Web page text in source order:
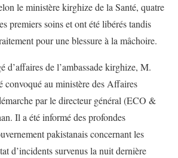
le ministère kirghize de la Santé, quatre
premiers soins et ont été libérés tandis
pour une blessure à la mâchoire.
d’affaires de l’ambassade kirghize, M.
convoqué au ministère des Affaires
par le directeur général (ECO &
Il a été informé des profondes
pakistanais concernant les
d’incidents survenus la nuit dernière